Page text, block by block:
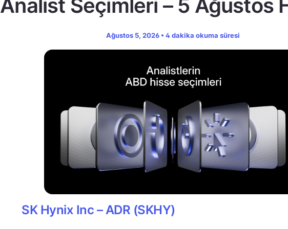
Analist Seçimleri – 5 Ağustos
Ağustos 5, 2026 • 4 dakika okuma süresi
SK Hynix Inc – ADR (SKHY)